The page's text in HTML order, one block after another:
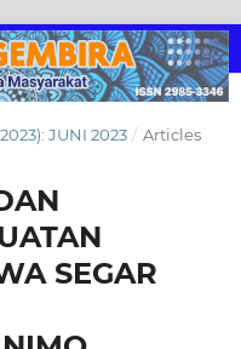
JUNI 2023 / Articles
SEGAR